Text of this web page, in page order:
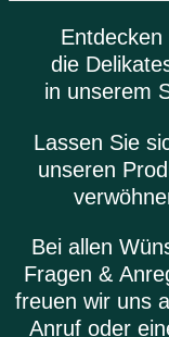
Entdecken
die
in unserem
Lassen Sie
unseren
Bei allen
Fragen &
freuen wir uns
Anruf oder